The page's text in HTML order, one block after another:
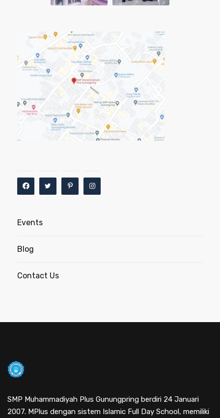
Events
Blog
Contact Us
SMP Muhammadiyah Plus Gunungpring berdiri 24 Januari
2007. MPlus dengan sistem Islamic Full Day School, memiliki